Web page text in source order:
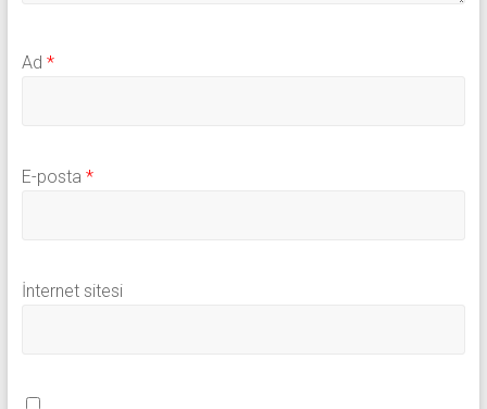
Ad *
E-posta *
İnternet sitesi